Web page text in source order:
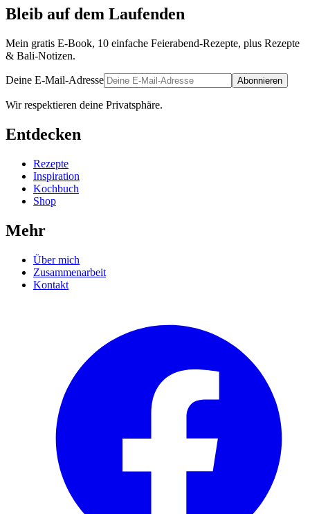
Bleib auf dem Laufenden
Mein gratis E-Book, 10 einfache Feierabend-Rezepte, plus Rezepte
& Bali-Notizen.
Deine E-Mail-Adresse Abonnieren
Wir respektieren deine Privatsphäre.
Entdecken
Rezepte
Inspiration
Kochbuch
Shop
Mehr
Über mich
Zusammenarbeit
Kontakt